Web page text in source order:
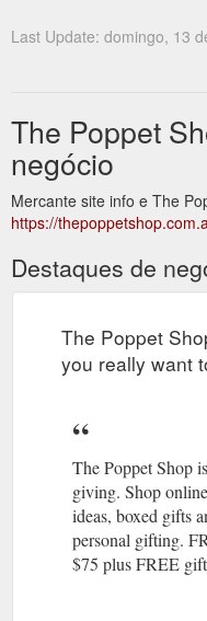
Last Update: domingo, 13
The Poppet
negócio
Mercante site info e The
https://
Destaques de
The Poppet
you really want
The Poppet Shop
giving. Shop
ideas, boxed gifts
personal gifting.
$75 plus FREE